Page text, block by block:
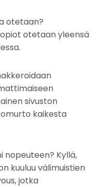
otetaan?
otetaan yleensä
sivuston
kaikesta
nopeuteen? Kyllä,
kuuluu välimuistien
jotka